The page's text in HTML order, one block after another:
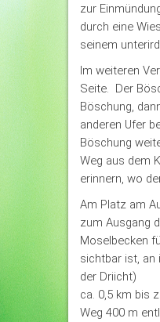
zur
durch eine
seinem
Im weiteren
Seite. Der
Böschung,
anderen Ufer
Böschung
Weg aus dem
erinnern, wo
Am Platz am
zum Ausgang
Moselbecken
sichtbar ist, an
der Driicht)
ca. 0,5 km bis
Weg 400 m